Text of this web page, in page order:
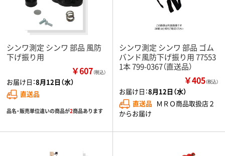
シンワ測定 シンワ 部品 風防
下げ振り用
￥607（税込）
お届け日：8月12日（水）
直送品
品名・販売単位違いの商品が2商品あります
シンワ測定 シンワ 部品 ゴム
バンド風防下げ振り用 77553
1本 799-0367（直送品）
￥405（税込）
お届け日：8月12日（水）
直送品 ＭＲＯ商品取扱店２
からお届け